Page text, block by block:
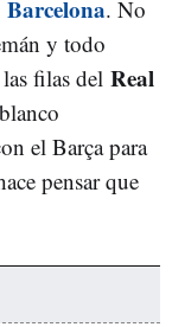
. No
y todo
filas del Real
el Barça para
pensar que